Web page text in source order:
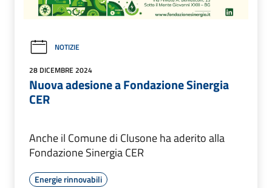
NOTIZIE
28 DICEMBRE 2024
Nuova adesione a Fondazione Sinergia
CER
Anche il Comune di Clusone ha aderito alla
Fondazione Sinergia CER
Energie rinnovabili